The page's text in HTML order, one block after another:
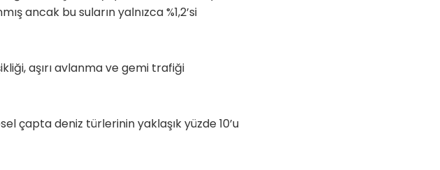
ancak bu suların yalnızca %1,2’si
aşırı avlanma ve gemi trafiği
çapta deniz türlerinin yaklaşık yüzde 10’u